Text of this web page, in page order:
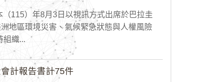
115）年8月3日以視訊方式出席於巴拉圭
地區環境災害、氣候緊急狀態與人權風險
組織...
計報告書計75件